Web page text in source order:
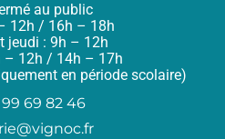
au public
12h / 16h – 18h
jeudi : 9h – 12h
– 12h / 14h – 17h
en période scolaire)
69 82 46